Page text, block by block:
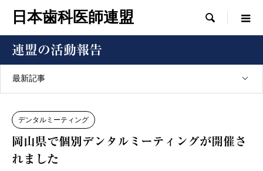
日本歯科医師連盟 
連盟の活動報告
最新記事
デンタルミーティング
岡山県で個別デンタルミーティングが開催さ
れました